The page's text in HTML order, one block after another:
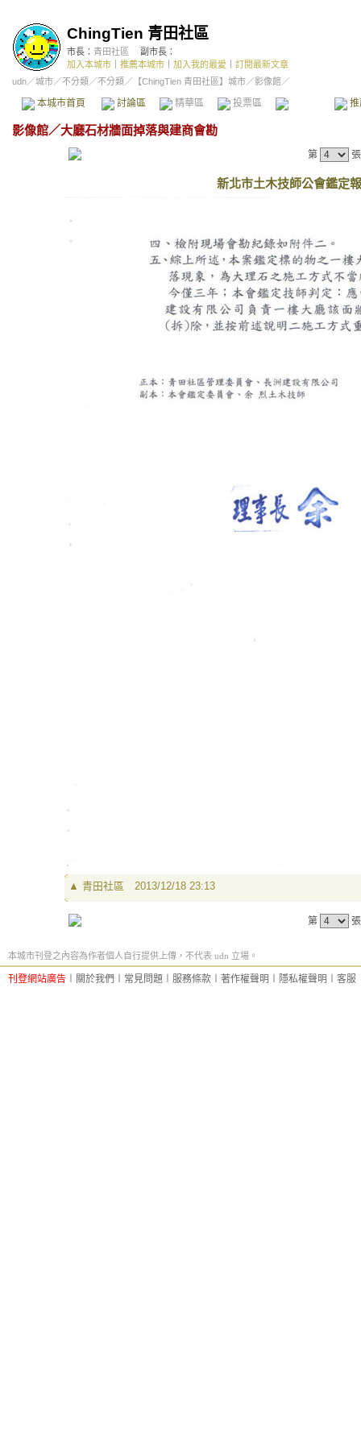
ChingTien 青田社區
市長： 青田社區
副市長：
加入本城市
推薦本城市 加入我的最愛
訂閱最新文章
udn／城市／不分類 ／不分類 ／ 【ChingTien 青田社區】城市／影像館／
本城市首頁 討論區 精華區 投票區 影像館
影像館／大廳石材牆面掉落與建商會勘
第
新北市土木技師公會鑑定
▲ 青田社區 2013/12/18 23:13
第
本城市刊登之內容為作者個人自行提供上傳，不代表 udn 立場。
刊登網站廣告 關於我們 常見問題 服務條款 著作權聲明 隱私權聲明 客服